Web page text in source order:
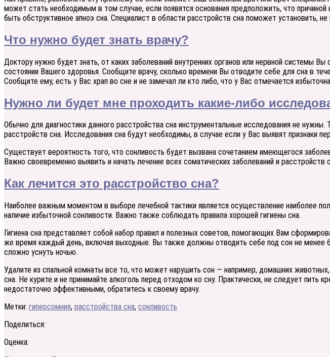
может стать необходимым в том случае, если появятся основания предположить, что
быть обструктивное апноэ сна. Специалист в области расстройств сна поможет установить,
Что нужно будет знать врачу?
Доктору нужно будет знать, от каких заболеваний внутренних органов или нервной
состоянии Вашего здоровья. Сообщите врачу, сколько времени Вы отводите себе для сна в
Сообщите ему, есть у Вас храп во сне и не замечал ли кто либо, что у Вас отмечается
Нужно ли будет мне проходить какие-либо
Обычно для диагностики данного расстройства сна инструментальные исследования не
расстройств сна. Исследования сна будут необходимы, в случае если у Вас выявят признаки
Существует вероятность того, что сонливость будет вызвана сочетанием имеющегося
Важно своевременно выявить и начать лечение всех соматических заболеваний и
Как лечится это расстройство сна?
Наиболее важным моментом в выборе лечебной тактики является осуществление наиболее
наличие избыточной сонливости. Важно также соблюдать правила хорошей гигиены сна.
Гигиена сна представляет собой набор правил и полезных советов, помогающих Вам
же время каждый день, включая выходные. Вы также должны отводить себе под сон не менее
сложно уснуть ночью.
Удалите из спальной комнаты все то, что может нарушить сон — например, домашних
сна. Не курите и не принимайте алкоголь перед отходом ко сну. Практически, не следует пить
недостаточно эффективными, обратитесь к своему врачу.
Метки: гиперсомния, расстройства сна, сонливость
Поделиться:
Оценка: